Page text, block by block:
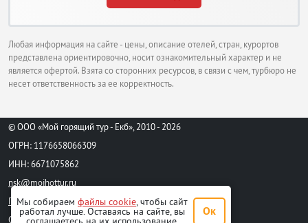
Куда поехать в горящие туры на море
в Китай?
Любая информация на сайте - цены, описание отелей, стран, курортов
представлена ориентировочно, носит ознакомительный характер и не
является офертой. Взята со сторонних ресурсов, в связи с чем, турбюро не
несет ответственность за ее корректность.
© ООО «Мой горящий тур - Екб», 2010 - 2026
ОГРН: 1176658066309
ИНН: 6671075862
nsk@moihottur.ru
Пользовательское соглашение
Стандартный договор на турпродукт
Мы собираем файлы cookie, чтобы сайт
работал лучше. Оставаясь на сайте, вы Ок